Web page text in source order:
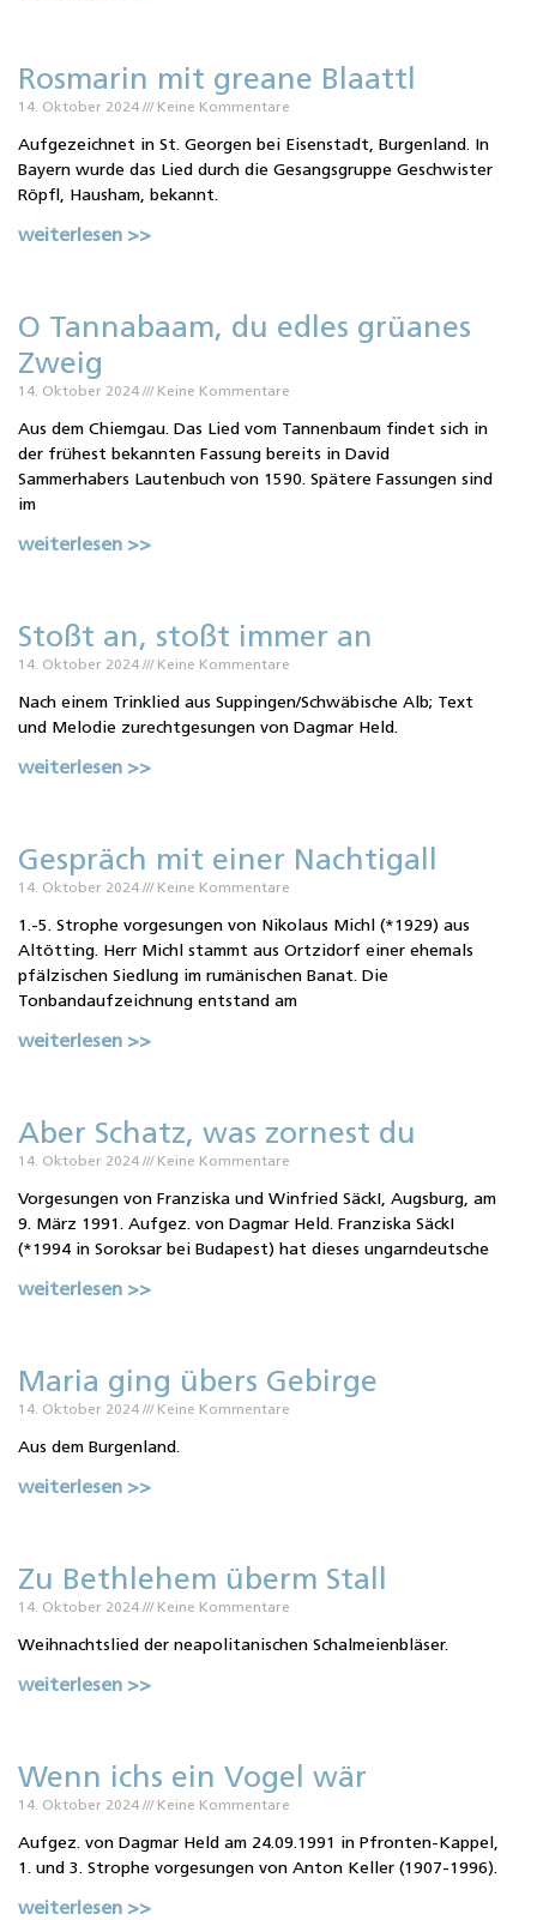
Rosmarin mit greane Blaattl
14. Oktober 2024 Keine Kommentare
Aufgezeichnet in St. Georgen bei Eisenstadt, Burgenland. In
Bayern wurde das Lied durch die Gesangsgruppe Geschwister
Röpfl, Hausham, bekannt.
weiterlesen >>
O Tannabaam, du edles grüanes
Zweig
14. Oktober 2024 Keine Kommentare
Aus dem Chiemgau. Das Lied vom Tannenbaum findet sich in
der frühest bekannten Fassung bereits in David
Sammerhabers Lautenbuch von 1590. Spätere Fassungen sind
im
weiterlesen >>
Stoßt an, stoßt immer an
14. Oktober 2024 Keine Kommentare
Nach einem Trinklied aus Suppingen/Schwäbische Alb; Text
und Melodie zurechtgesungen von Dagmar Held.
weiterlesen >>
Gespräch mit einer Nachtigall
14. Oktober 2024 Keine Kommentare
1.-5. Strophe vorgesungen von Nikolaus Michl (*1929) aus
Altötting. Herr Michl stammt aus Ortzidorf einer ehemals
pfälzischen Siedlung im rumänischen Banat. Die
Tonbandaufzeichnung entstand am
weiterlesen >>
Aber Schatz, was zornest du
14. Oktober 2024 Keine Kommentare
Vorgesungen von Franziska und Winfried SäckI, Augsburg, am
9. März 1991. Aufgez. von Dagmar Held. Franziska SäckI
(*1994 in Soroksar bei Budapest) hat dieses ungarndeutsche
weiterlesen >>
Maria ging übers Gebirge
14. Oktober 2024 Keine Kommentare
Aus dem Burgenland.
weiterlesen >>
Zu Bethlehem überm Stall
14. Oktober 2024 Keine Kommentare
Weihnachtslied der neapolitanischen Schalmeienbläser.
weiterlesen >>
Wenn ichs ein Vogel wär
14. Oktober 2024 Keine Kommentare
Aufgez. von Dagmar Held am 24.09.1991 in Pfronten-Kappel,
1. und 3. Strophe vorgesungen von Anton Keller (1907-1996).
weiterlesen >>